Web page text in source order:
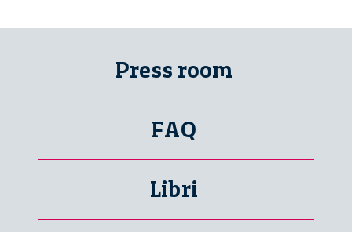
Press room
FAQ
Libri